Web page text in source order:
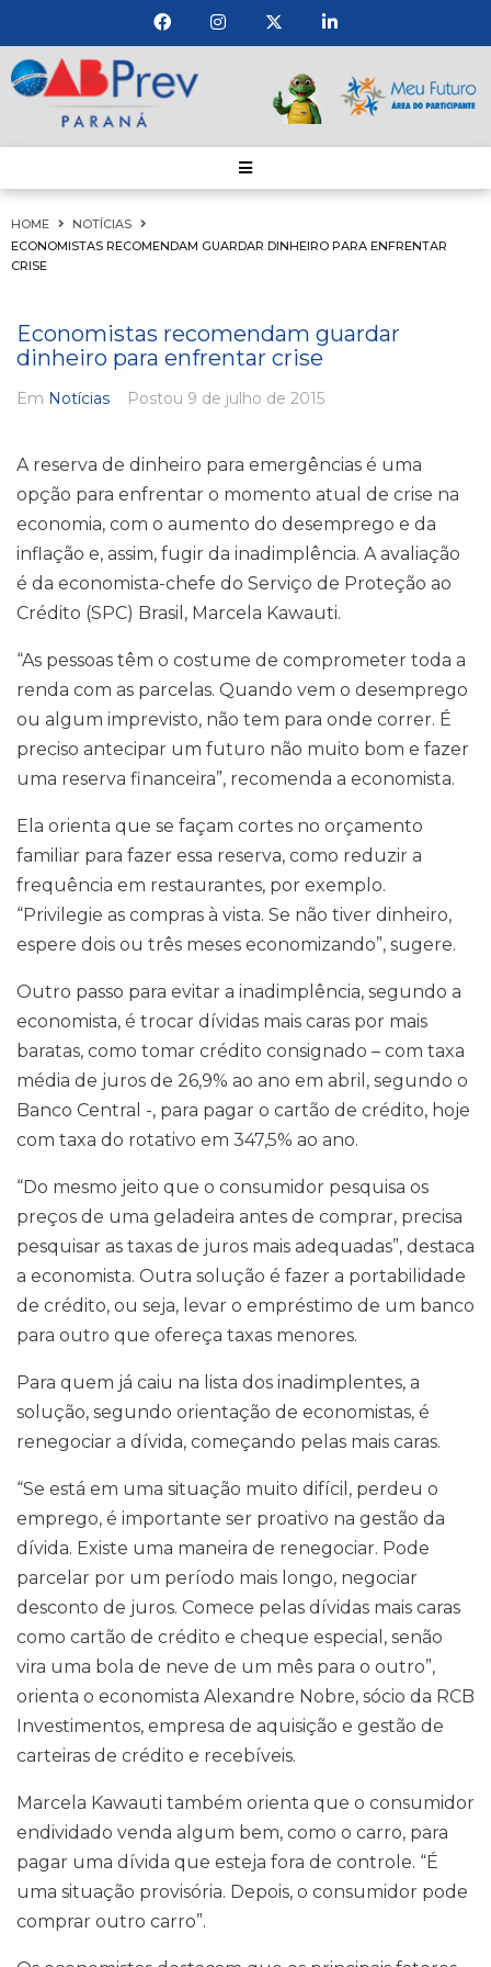
HOME
NOTÍCIAS
ECONOMISTAS RECOMENDAM GUARDAR DINHEIRO PARA ENFRENTAR
CRISE
Economistas recomendam guardar
dinheiro para enfrentar crise
Em Notícias Postou 9 de julho de 2015
A reserva de dinheiro para emergências é uma
opção para enfrentar o momento atual de crise na
economia, com o aumento do desemprego e da
inflação e, assim, fugir da inadimplência. A avaliação
é da economista-chefe do Serviço de Proteção ao
Crédito (SPC) Brasil, Marcela Kawauti.
“As pessoas têm o costume de comprometer toda a
renda com as parcelas. Quando vem o desemprego
ou algum imprevisto, não tem para onde correr. É
preciso antecipar um futuro não muito bom e fazer
uma reserva financeira”, recomenda a economista.
Ela orienta que se façam cortes no orçamento
familiar para fazer essa reserva, como reduzir a
frequência em restaurantes, por exemplo.
“Privilegie as compras à vista. Se não tiver dinheiro,
espere dois ou três meses economizando”, sugere.
Outro passo para evitar a inadimplência, segundo a
economista, é trocar dívidas mais caras por mais
baratas, como tomar crédito consignado – com taxa
média de juros de 26,9% ao ano em abril, segundo o
Banco Central -, para pagar o cartão de crédito, hoje
com taxa do rotativo em 347,5% ao ano.
“Do mesmo jeito que o consumidor pesquisa os
preços de uma geladeira antes de comprar, precisa
pesquisar as taxas de juros mais adequadas”, destaca
a economista. Outra solução é fazer a portabilidade
de crédito, ou seja, levar o empréstimo de um banco
para outro que ofereça taxas menores.
Para quem já caiu na lista dos inadimplentes, a
solução, segundo orientação de economistas, é
renegociar a dívida, começando pelas mais caras.
“Se está em uma situação muito difícil, perdeu o
emprego, é importante ser proativo na gestão da
dívida. Existe uma maneira de renegociar. Pode
parcelar por um período mais longo, negociar
desconto de juros. Comece pelas dívidas mais caras
como cartão de crédito e cheque especial, senão
vira uma bola de neve de um mês para o outro”,
orienta o economista Alexandre Nobre, sócio da RCB
Investimentos, empresa de aquisição e gestão de
carteiras de crédito e recebíveis.
Marcela Kawauti também orienta que o consumidor
endividado venda algum bem, como o carro, para
pagar uma dívida que esteja fora de controle. “É
uma situação provisória. Depois, o consumidor pode
comprar outro carro”.